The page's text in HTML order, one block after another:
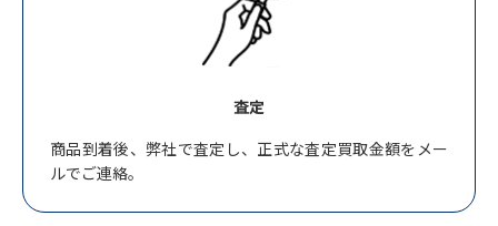
査定
商品到着後、弊社で査定し、正式な査定買取金額をメー
ルでご連絡。